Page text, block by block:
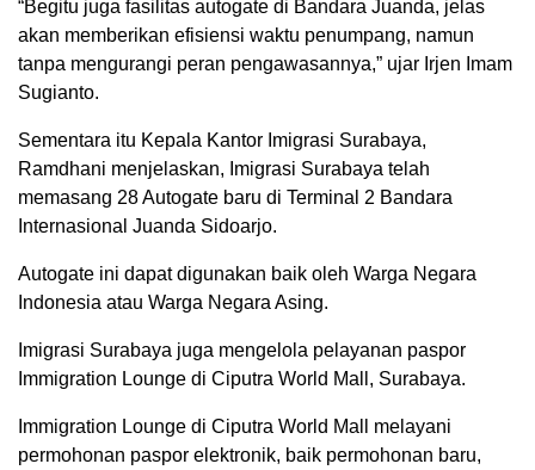
“Begitu juga fasilitas autogate di Bandara Juanda, jelas
akan memberikan efisiensi waktu penumpang, namun
tanpa mengurangi peran pengawasannya,” ujar Irjen Imam
Sugianto.
Sementara itu Kepala Kantor Imigrasi Surabaya,
Ramdhani menjelaskan, Imigrasi Surabaya telah
memasang 28 Autogate baru di Terminal 2 Bandara
Internasional Juanda Sidoarjo.
Autogate ini dapat digunakan baik oleh Warga Negara
Indonesia atau Warga Negara Asing.
Imigrasi Surabaya juga mengelola pelayanan paspor
Immigration Lounge di Ciputra World Mall, Surabaya.
Immigration Lounge di Ciputra World Mall melayani
permohonan paspor elektronik, baik permohonan baru,